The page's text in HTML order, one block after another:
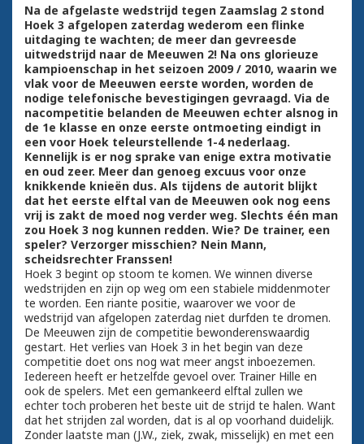
Na de afgelaste wedstrijd tegen Zaamslag 2 stond
Hoek 3 afgelopen zaterdag wederom een flinke
uitdaging te wachten; de meer dan gevreesde
uitwedstrijd naar de Meeuwen 2! Na ons glorieuze
kampioenschap in het seizoen 2009 / 2010, waarin we
vlak voor de Meeuwen eerste worden, worden de
nodige telefonische bevestigingen gevraagd. Via de
nacompetitie belanden de Meeuwen echter alsnog in
de 1e klasse en onze eerste ontmoeting eindigt in
een voor Hoek teleurstellende 1-4 nederlaag.
Kennelijk is er nog sprake van enige extra motivatie
en oud zeer. Meer dan genoeg excuus voor onze
knikkende knieën dus. Als tijdens de autorit blijkt
dat het eerste elftal van de Meeuwen ook nog eens
vrij is zakt de moed nog verder weg. Slechts één man
zou Hoek 3 nog kunnen redden. Wie? De trainer, een
speler? Verzorger misschien? Nein Mann,
scheidsrechter Franssen!
Hoek 3 begint op stoom te komen. We winnen diverse
wedstrijden en zijn op weg om een stabiele middenmoter
te worden. Een riante positie, waarover we voor de
wedstrijd van afgelopen zaterdag niet durfden te dromen.
De Meeuwen zijn de competitie bewonderenswaardig
gestart. Het verlies van Hoek 3 in het begin van deze
competitie doet ons nog wat meer angst inboezemen.
Iedereen heeft er hetzelfde gevoel over. Trainer Hille en
ook de spelers. Met een gemankeerd elftal zullen we
echter toch proberen het beste uit de strijd te halen. Want
dat het strijden zal worden, dat is al op voorhand duidelijk.
Zonder laatste man (J.W., ziek, zwak, misselijk) en met een